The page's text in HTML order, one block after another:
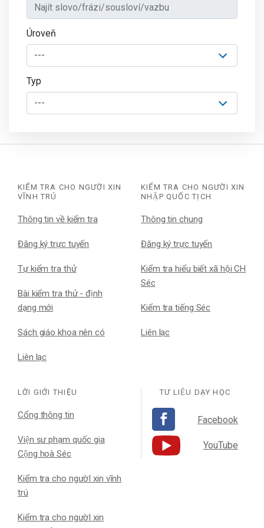
Úroveň
Typ
KIỂM TRA CHO NGƯỜI XIN
VĨNH TRÚ
Thông tin về kiểm tra
Đăng ký trực tuyến
Tự kiểm tra thử
Bài kiểm tra thử - định
dạng mới
Sách giáo khoa nên có
Liên lạc
KIỂM TRA CHO NGƯỜI XIN
NHẬP QUỐC TỊCH
Thông tin chung
Đăng ký trực tuyến
Kiểm tra hiểu biết xã hội CH
Séc
Kiểm tra tiếng Séc
Liên lạc
LỜI GIỚI THIỆU
Cổng thông tin
Viện sư phạm quốc gia
Cộng hoà Séc
Kiểm tra cho ngườI xin vĩnh
trú
Kiểm tra cho ngườI xin
TƯ LIỆU DẠY HỌC
Facebook
YouTube